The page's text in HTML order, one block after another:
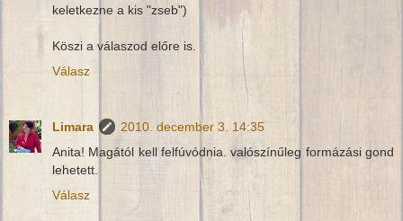
keletkezne a kis "zseb")
Köszi a válaszod előre is.
Válasz
Limara
2010. december 3. 14:35
Anita! Magától kell felfúvódnia. valószínűleg formázási gond
lehetett.
Válasz